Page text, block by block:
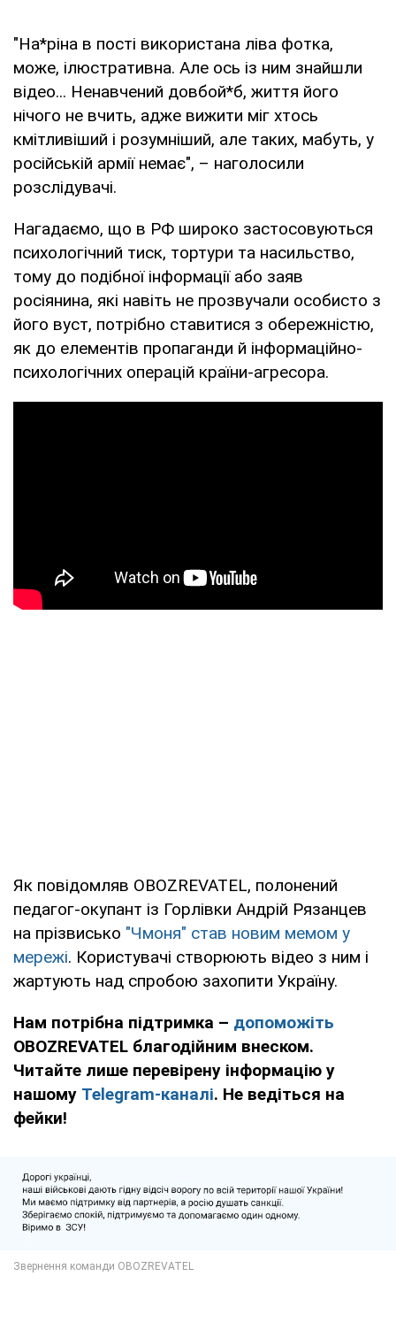
"На*ріна в пості використана ліва фотка,
може, ілюстративна. Але ось із ним знайшли
відео... Ненавчений довбой*б, життя його
нічого не вчить, адже вижити міг хтось
кмітливіший і розумніший, але таких, мабуть, у
російській армії немає", – наголосили
розслідувачі.
Нагадаємо, що в РФ широко застосовуються
психологічний тиск, тортури та насильство,
тому до подібної інформації або заяв
росіянина, які навіть не прозвучали особисто з
його вуст, потрібно ставитися з обережністю,
як до елементів пропаганди й інформаційно-
психологічних операцій країни-агресора.
Як повідомляв OBOZREVATEL, полонений
педагог-окупант із Горлівки Андрій Рязанцев
на прізвисько "Чмоня" став новим мемом у
мережі. Користувачі створюють відео з ним і
жартують над спробою захопити Україну.
Нам потрібна підтримка – допоможіть
OBOZREVATEL благодійним внеском.
Читайте лише перевірену інформацію у
нашому Telegram-каналі. Не ведіться на
фейки!